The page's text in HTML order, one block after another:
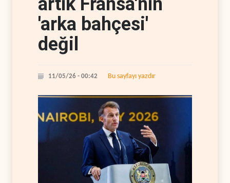
'arka bahçesi'
değil
11/05/26 - 00:42 Bu sayfayı yazdır